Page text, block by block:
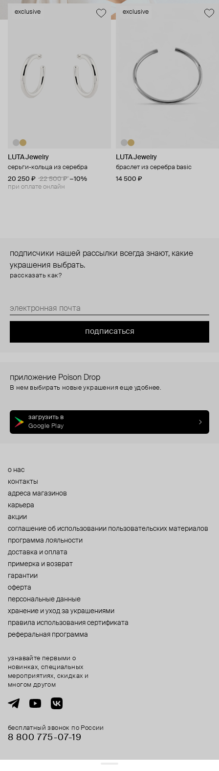
exclusive
LUTA Jewelry
серьги-кольца из серебра
20 250 ₽
22 500 ₽ −10%
при оплате онлайн
exclusive
LUTA Jewelry
браслет из серебра basic
14 500 ₽
подписчики нашей рассылки всегда знают, какие
украшения выбрать.
рассказать как?
подписаться
приложение Poison Drop
В нем выбирать новые украшения еще удобнее.
загрузить в
Google Play
о нас
контакты
адреса магазинов
карьера
акции
cоглашение об использовании пользовательских материалов
программа лояльности
доставка и оплата
примерка и возврат
гарантии
оферта
персональные данные
хранение и уход за украшениями
правила использования сертификата
реферальная программа
бесплатный звонок по России
8 800 775⁠-07⁠-19
узнавайте первыми о
новинках, специальных
мероприятиях, скидках и
многом другом